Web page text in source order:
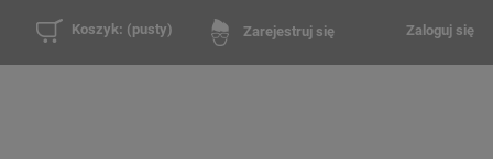
Zarejestruj się Zaloguj się
Koszyk: (pusty)